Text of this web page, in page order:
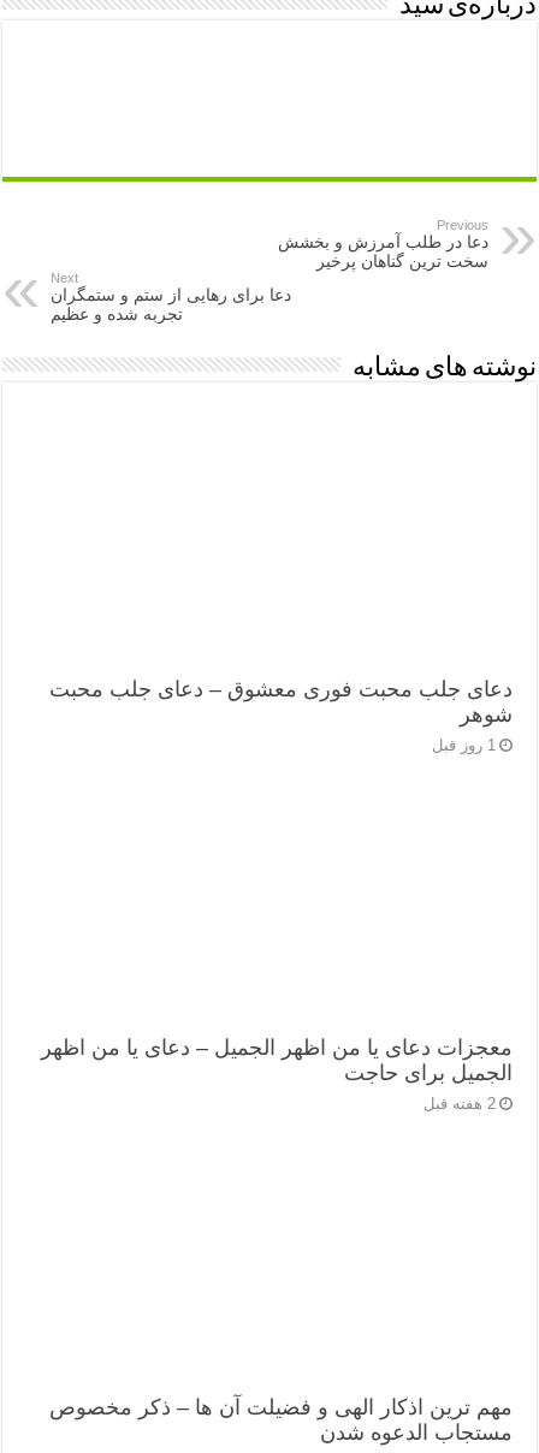
درباره‌ی سید
Previous
دعا در طلب آمرزش و بخشش
سخت ترین گناهان پرخیر
Next
دعا برای رهایی از ستم و ستمگران
تجربه شده و عظیم
نوشته های مشابه
دعای جلب محبت فوری معشوق – دعای جلب محبت
شوهر
1 روز قبل
معجزات دعای یا من اظهر الجمیل – دعای یا من اظهر
الجمیل برای حاجت
2 هفته قبل
مهم ترین اذکار الهی و فضیلت آن ها – ذکر مخصوص
مستجاب الدعوه شدن